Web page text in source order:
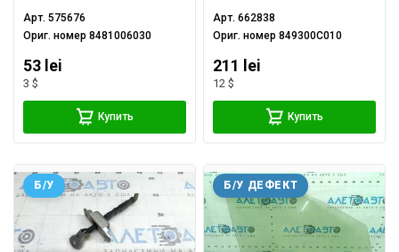
Арт.575676
Ориг. номер8481006030
53 lei
3 $
Купить
Арт.662838
Ориг. номер849300C010
211 lei
12 $
Купить
Б/У Б/У ДЕФЕКТ